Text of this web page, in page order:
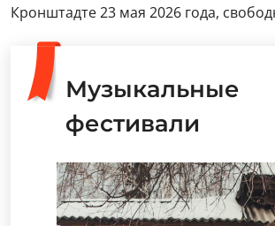
Кронштадте 23 мая 2026 года,
Музыкальные
фестивали